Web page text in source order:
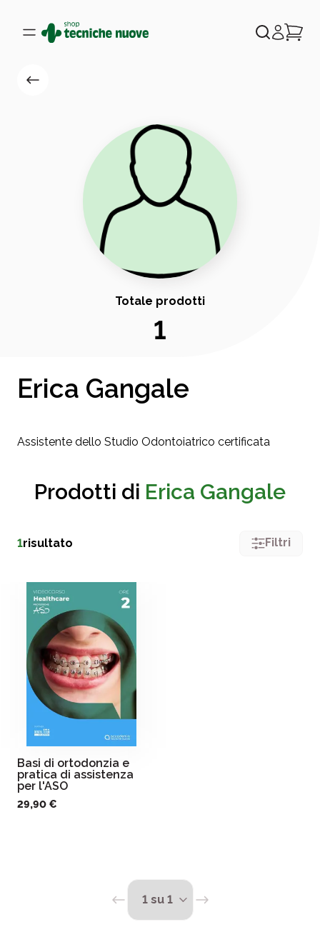
Totale prodotti
1
Erica Gangale
Assistente dello Studio Odontoiatrico certificata
Prodotti di Erica Gangale
1risultato Filtri
Basi di ortodonzia e
pratica di assistenza
per l'ASO
29,90 €